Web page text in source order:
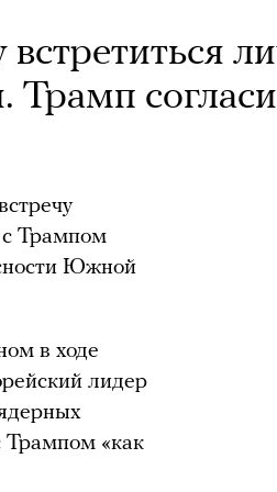
Трамп
Трампом
Южной
в ходе
лидер
Трампом «как